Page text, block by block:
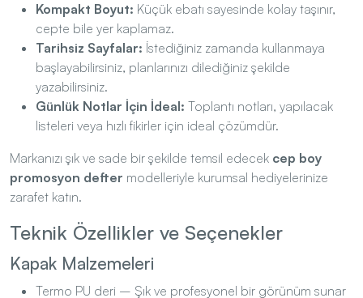
Kompakt Boyut: Küçük ebatı sayesinde kolay taşınır,
cepte bile yer kaplamaz.
Tarihsiz Sayfalar: İstediğiniz zamanda kullanmaya
başlayabilirsiniz, planlarınızı dilediğiniz şekilde
yazabilirsiniz.
Günlük Notlar İçin İdeal: Toplantı notları, yapılacak
listeleri veya hızlı fikirler için ideal çözümdür.
Markanızı şık ve sade bir şekilde temsil edecek cep boy
promosyon defter modelleriyle kurumsal hediyelerinize
zarafet katın.
Teknik Özellikler ve Seçenekler
Kapak Malzemeleri
Termo PU deri – Şık ve profesyonel bir görünüm sunar